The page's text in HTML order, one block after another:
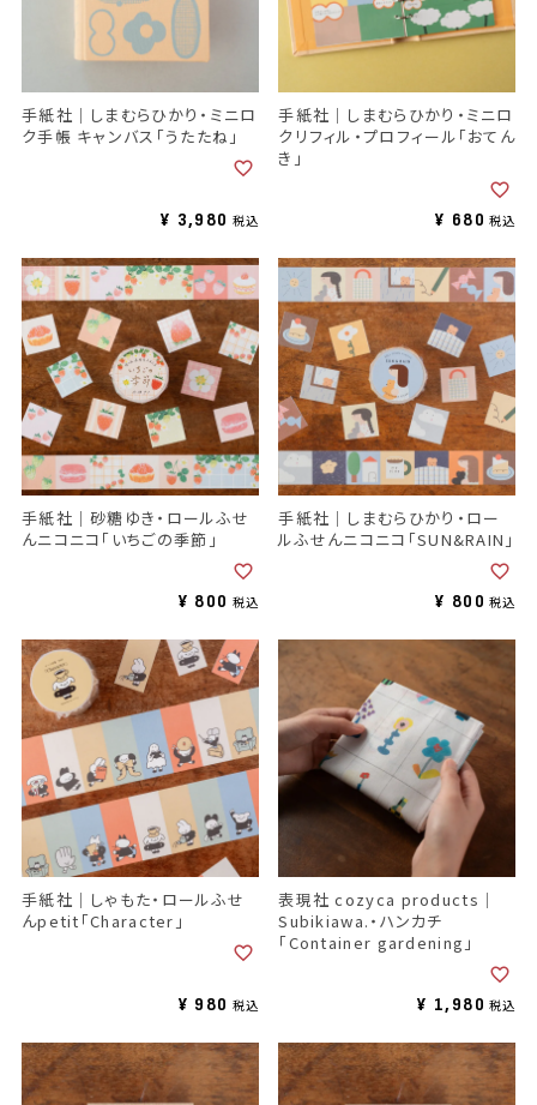
手紙社｜しまむらひかり・ミニロ
ク手帳 キャンバス「うたたね」
¥ 3,980 税込
手紙社｜しまむらひかり・ミニロ
クリフィル・プロフィール「おてん
き」
¥ 680 税込
手紙社｜砂糖ゆき・ロールふせ
んニコニコ「いちごの季節」
¥ 800 税込
手紙社｜しまむらひかり・ロー
ルふせんニコニコ「SUN&RAIN」
¥ 800 税込
手紙社｜しゃもた・ロールふせ
んpetit「Character」
¥ 980 税込
表現社 cozyca products｜
Subikiawa.・ハンカチ
「Container gardening」
¥ 1,980 税込